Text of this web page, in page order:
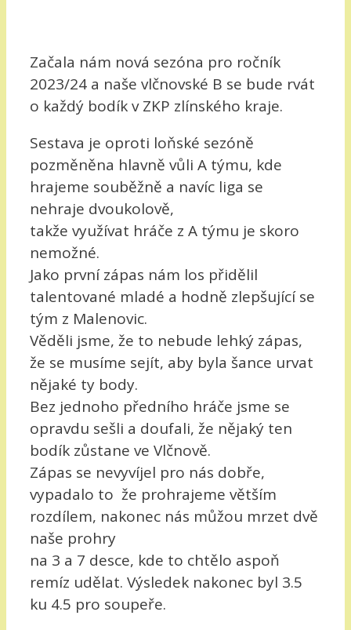
Začala nám nová sezóna pro ročník
2023/24 a naše vlčnovské B se bude rvát
o každý bodík v ZKP zlínského kraje.
Sestava je oproti loňské sezóně
pozměněna hlavně vůli A týmu, kde
hrajeme souběžně a navíc liga se
nehraje dvoukolově,
takže využívat hráče z A týmu je skoro
nemožné.
Jako první zápas nám los přidělil
talentované mladé a hodně zlepšující se
tým z Malenovic.
Věděli jsme, že to nebude lehký zápas,
že se musíme sejít, aby byla šance urvat
nějaké ty body.
Bez jednoho předního hráče jsme se
opravdu sešli a doufali, že nějaký ten
bodík zůstane ve Vlčnově.
Zápas se nevyvíjel pro nás dobře,
vypadalo to že prohrajeme větším
rozdílem, nakonec nás můžou mrzet dvě
naše prohry
na 3 a 7 desce, kde to chtělo aspoň
remíz udělat. Výsledek nakonec byl 3.5
ku 4.5 pro soupeře.